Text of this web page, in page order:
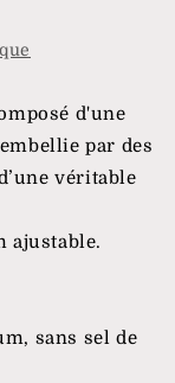
d'une
par des
véritable
ajustable.
sans sel de